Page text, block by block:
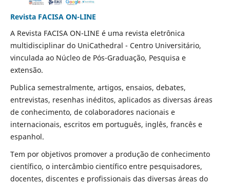
Revista FACISA ON-LINE
A Revista FACISA ON-LINE é uma revista eletrônica
multidisciplinar do UniCathedral - Centro Universitário,
vinculada ao Núcleo de Pós-Graduação, Pesquisa e
extensão.
Publica semestralmente, artigos, ensaios, debates,
entrevistas, resenhas inéditos, aplicados as diversas áreas
de conhecimento, de colaboradores nacionais e
internacionais, escritos em português, inglês, francês e
espanhol.
Tem por objetivos promover a produção de conhecimento
científico, o intercâmbio científico entre pesquisadores,
docentes, discentes e profissionais das diversas áreas do